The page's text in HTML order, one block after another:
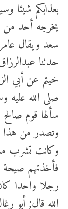
بعذابكم شيئا
يخرجه أحد من
سعد ويقال
حدثنا
خيثم عن أبي
صلى الله عليه
سألها قوم
وتصدر من هذا
وكانت تشرب
فأخذتهم صيحة
رجلا واحدا
الله قال;